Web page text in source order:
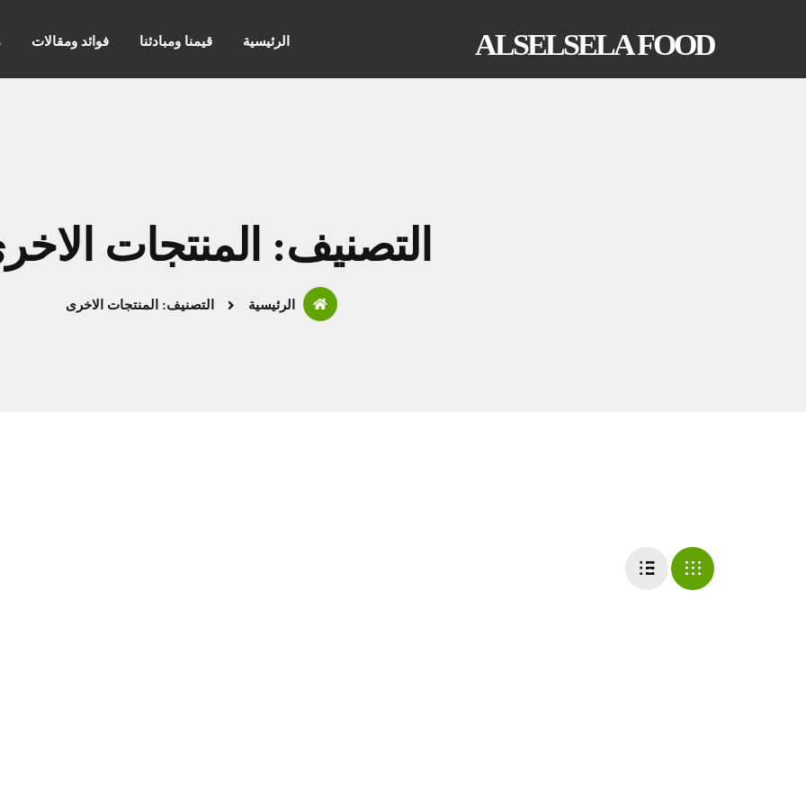
ALSELSELA FOOD الرئيسية قيمنا ومبادئنا فوائد ومقالات
التصنيف: المنتجات
الرئيسية التصنيف: المنتجات الاخرى